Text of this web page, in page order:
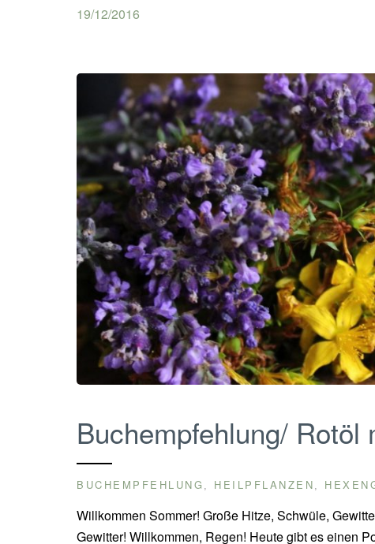
19/12/2016
Buchempfehlung/ Rotöl
BUCHEMPFEHLUNG HEILPFLANZEN
Willkommen Sommer! Große Hitze, Schwüle,
Gewitter! Willkommen, Regen! Heute gibt es einen